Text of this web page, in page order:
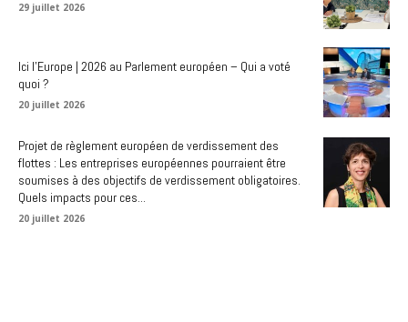
29 juillet 2026
Ici l’Europe | 2026 au Parlement européen – Qui a voté
quoi ?
20 juillet 2026
Projet de règlement européen de verdissement des
flottes : Les entreprises européennes pourraient être
soumises à des objectifs de verdissement obligatoires.
Quels impacts pour ces...
20 juillet 2026